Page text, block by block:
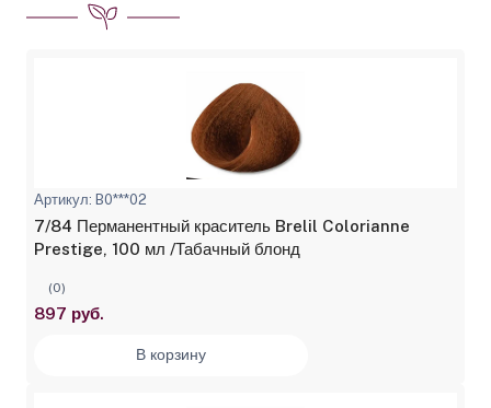
Артикул: B0***02
7/84 Перманентный краситель Brelil Colorianne
Prestige, 100 мл /Табачный блонд
(0)
897 руб.
В корзину